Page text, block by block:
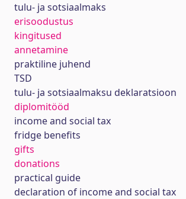
tulu- ja sotsiaalmaks
erisoodustus
kingitused
annetamine
praktiline juhend
TSD
tulu- ja sotsiaalmaksu deklaratsioon
diplomitööd
income and social tax
fridge benefits
gifts
donations
practical guide
declaration of income and social tax